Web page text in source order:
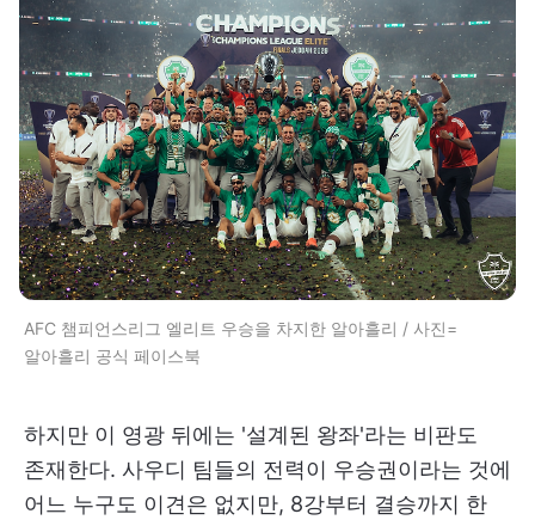
AFC 챔피언스리그 엘리트 우승을 차지한 알아흘리 / 사진=
알아흘리 공식 페이스북
하지만 이 영광 뒤에는 '설계된 왕좌'라는 비판도
존재한다. 사우디 팀들의 전력이 우승권이라는 것에
어느 누구도 이견은 없지만, 8강부터 결승까지 한